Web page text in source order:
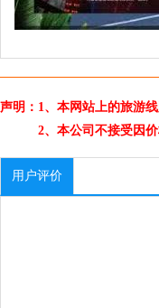
声明：1、本网站上的旅游
2、本公司不接受因价格
用户评价